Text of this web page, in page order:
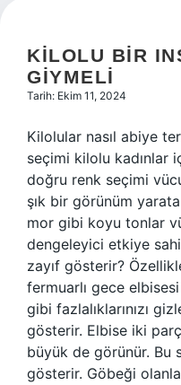
KILOLU BIR
GIYMELI
Tarih: Ekim 11, 2024
Kilolular nasıl abiye
seçimi kilolu kadınlar
doğru renk seçimi
şık bir görünüm
mor gibi koyu tonlar
dengeleyici etkiye
zayıf gösterir?
fermuarlı gece
gibi fazlalıklarınızı
gösterir. Elbise iki
büyük de görünür. Bu
gösterir. Göbeği